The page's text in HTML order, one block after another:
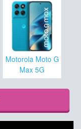
Motorola Moto G
Max 5G